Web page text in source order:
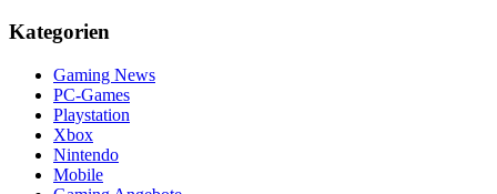
Kategorien
Gaming News
PC-Games
Playstation
Xbox
Nintendo
Mobile